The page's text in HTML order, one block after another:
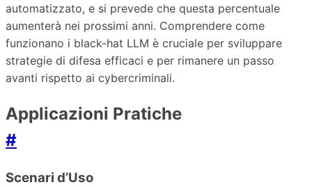
automatizzato, e si prevede che questa percentuale
aumenterà nei prossimi anni. Comprendere come
funzionano i black-hat LLM è cruciale per sviluppare
strategie di difesa efficaci e per rimanere un passo
avanti rispetto ai cybercriminali.
Applicazioni Pratiche
#
Scenari d’Uso